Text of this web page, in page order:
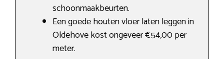
schoonmaakbeurten.
Een goede houten vloer laten leggen in
Oldehove kost ongeveer €54,00 per
meter.